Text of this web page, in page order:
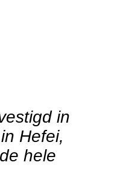
in
Hefei,
hele